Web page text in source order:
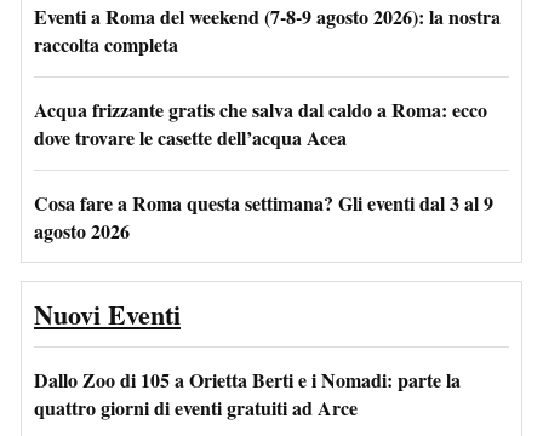
Eventi a Roma del weekend (7-8-9 agosto 2026): la nostra
raccolta completa
Acqua frizzante gratis che salva dal caldo a Roma: ecco
dove trovare le casette dell’acqua Acea
Cosa fare a Roma questa settimana? Gli eventi dal 3 al 9
agosto 2026
Nuovi Eventi
Dallo Zoo di 105 a Orietta Berti e i Nomadi: parte la
quattro giorni di eventi gratuiti ad Arce